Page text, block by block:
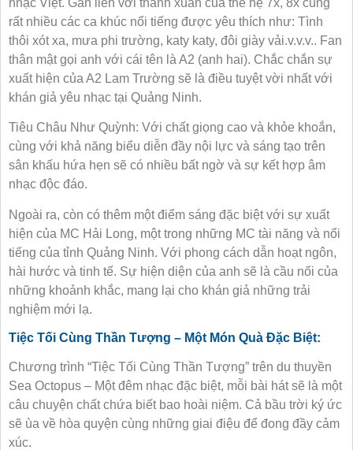
rất nhiều các ca khúc nổi tiếng được yêu thích như: Tình
thôi xót xa, mưa phi trường, katy katy, đôi giày vải.v.v.v.. Fan
thân mật gọi anh với cái tên là A2 (anh hai). Chắc chắn sự
xuất hiện của A2 Lam Trường sẽ là điều tuyệt vời nhất với
khán giả yêu nhạc tại Quảng Ninh.
Tiêu Châu Như Quỳnh: Với chất giọng cao và khỏe khoắn,
cùng với khả năng biểu diễn đầy nội lực và sáng tạo trên
sân khấu hứa hẹn sẽ có nhiều bất ngờ và sự kết hợp âm
nhạc độc đáo.
Ngoài ra, còn có thêm một điểm sáng đặc biệt với sự xuất
hiện của MC Hải Long, một trong những MC tài năng và nổi
tiếng của tỉnh Quảng Ninh. Với phong cách dẫn hoạt ngôn,
hài hước và tinh tế. Sự hiện diện của anh sẽ là cầu nối của
những khoảnh khắc, mang lại cho khán giả những trải
nghiệm mới lạ.
Tiệc Tối Cùng Thần Tượng – Một Món Quà Đặc Biệt:
Chương trình “Tiệc Tối Cùng Thần Tượng” trên du thuyền
Sea Octopus – Một đêm nhạc đặc biệt, mỗi bài hát sẽ là một
câu chuyện chất chứa biết bao hoài niệm. Cả bầu trời ký ức
sẽ ùa về hòa quyện cùng những giai điệu để đong đầy cảm
xúc.